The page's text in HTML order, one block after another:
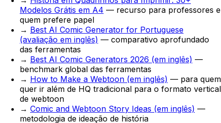
Modelos Grátis em A4 — recurso para professores e
quem prefere papel
→ Best AI Comic Generator for Portuguese
(avaliação em inglês) — comparativo aprofundado
das ferramentas
→ Best AI Comic Generators 2026 (em inglês) —
benchmark global das ferramentas
→ How to Make a Webtoon (em inglês) — para quem
quer ir além de HQ tradicional para o formato vertical
de webtoon
→ Comic and Webtoon Story Ideas (em inglês) —
metodologia de ideação de história